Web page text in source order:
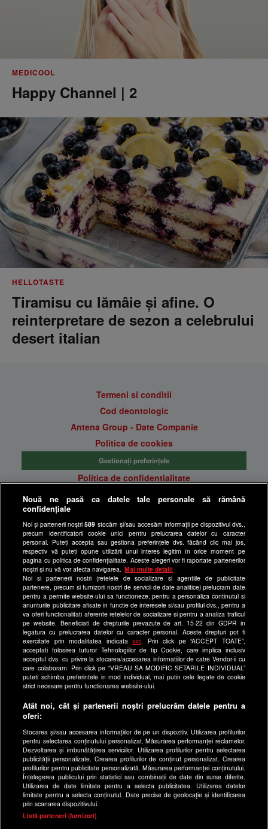
MEDICOOL
Happy Channel | 2
HELLOTASTE
Tiramisu cu lămâie și afine. O
reinterpretare de sezon a celebrului
desert italian
Termeni si conditii
Cod deontologic
Antena Group - Date Companie
Politica de cookies
Gestionați preferințele
Politica de confidentialitate
Anunturi gratuite pe Lajumate.ro
Program Happy Channel
Echipa editorială
Site-uri Antena Group
a1.ro
antenastars.ro
as.ro
catine.ro
chefi.ro
deparinti.ro
medicool.ro
spynews.ro
useit.ro
retetefeldefel.ro
zutv.ro
Trends AntenaPLAY
AntenaPLAY
Acest site este creat si administrat de Digital Antena Group.
Nouă ne pasă ca datele tale personale să rămână
confidențiale
Noi și partenerii noștri589 stocăm și/sau accesăm informații pe dispozitivul dvs.,
precum identificatorii cookie unici pentru prelucrarea datelor cu caracter
personal. Puteți accepta sau gestiona preferințele dvs. făcând clic mai jos,
respectiv vă puteți opune utilizării unui interes legitim în orice moment pe
pagina cu politica de confidențialitate. Aceste alegeri vor fi raportate partenerilor
noștri și nu vă vor afecta navigarea.
Mai multe detalii
Noi si partenerii nostri (retelele de socializare si agentiile de publicitate
partenere, precum si furnizorii nostri de servicii de date analitice) prelucram date
pentru a permite website-ului sa functioneze, pentru a personaliza continutul si
anunturile publicitare afisate in functie de interesele si/sau profilul dvs., pentru a
va oferi functionalitati aferente retelelor de socializare si pentru a analiza traficul
pe website. Beneficiati de drepturile prevazute de art. 15-22 din GDPR in
legatura cu prelucrarea datelor cu caracter personal. Aceste drepturi pot fi
exercitate prin modalitatea indicataaici . Prin click pe “ACCEPT TOATE”,
acceptati folosirea tuturor Tehnologiilor de tip Cookie, care implica inclusiv
acceptul dvs. cu privire la stocarea/accesarea informatiilor de catre Vendor-ii cu
care colaboram. Prin click pe “VREAU SA MODIFIC SETARILE INDIVIDUAL”
puteti schimba preferintele in mod individual, mai putin cele legate de cookie
strict necesare pentru functionarea website-ului.
Atât noi, cât și partenerii noștri prelucrăm datele pentru a
oferi:
Stocarea și/sau accesarea informațiilor de pe un dispozitiv. Utilizarea profilurilor
pentru selectarea conținutului personalizat. Măsurarea performanței reclamelor.
Dezvoltarea și îmbunătățirea serviciilor. Utilizarea profilurilor pentru selectarea
publicității personalizate. Crearea profilurilor de conținut personalizat. Crearea
profilurilor pentru publicitate personalizată. Măsurarea performanței conținutului.
Înțelegerea publicului prin statistici sau combinații de date din surse diferite.
Utilizarea de date limitate pentru a selecta publicitatea. Utilizarea datelor
limitate pentru a selecta conținutul. Date precise de geolocație și identificarea
prin scanarea dispozitivului.
Listă parteneri (furnizori)